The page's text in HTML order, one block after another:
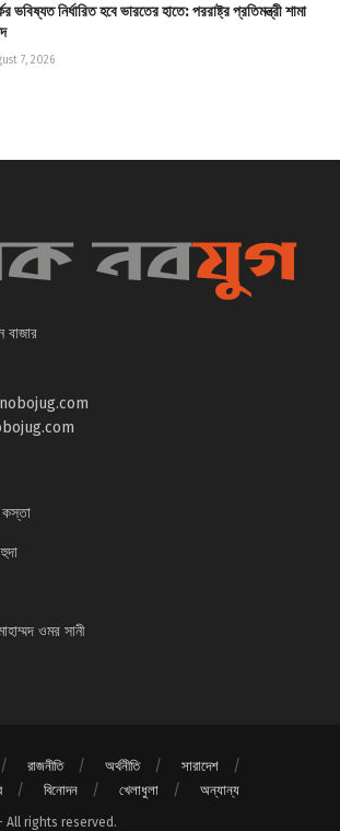
ভবিষ্যত নির্ধারিত হবে ভারতের হাতে: পররাষ্ট্র প্রতিমন্ত্রী শামা
7, 2026
বাজার
ওমর সানী
রাজনীতি অর্থনীতি
সারাদেশ
বিনোদন খেলাধুলা অন্যান্য
All rights reserved.